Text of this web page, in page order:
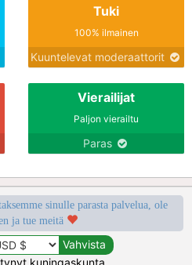
Tuki
100% ilmainen
Kuuntelevat moderaattorit
Vierailijat
Paljon vierailtu
Paras
sinulle parasta palvelua, ole
ja tue meitä
kuningaskunta